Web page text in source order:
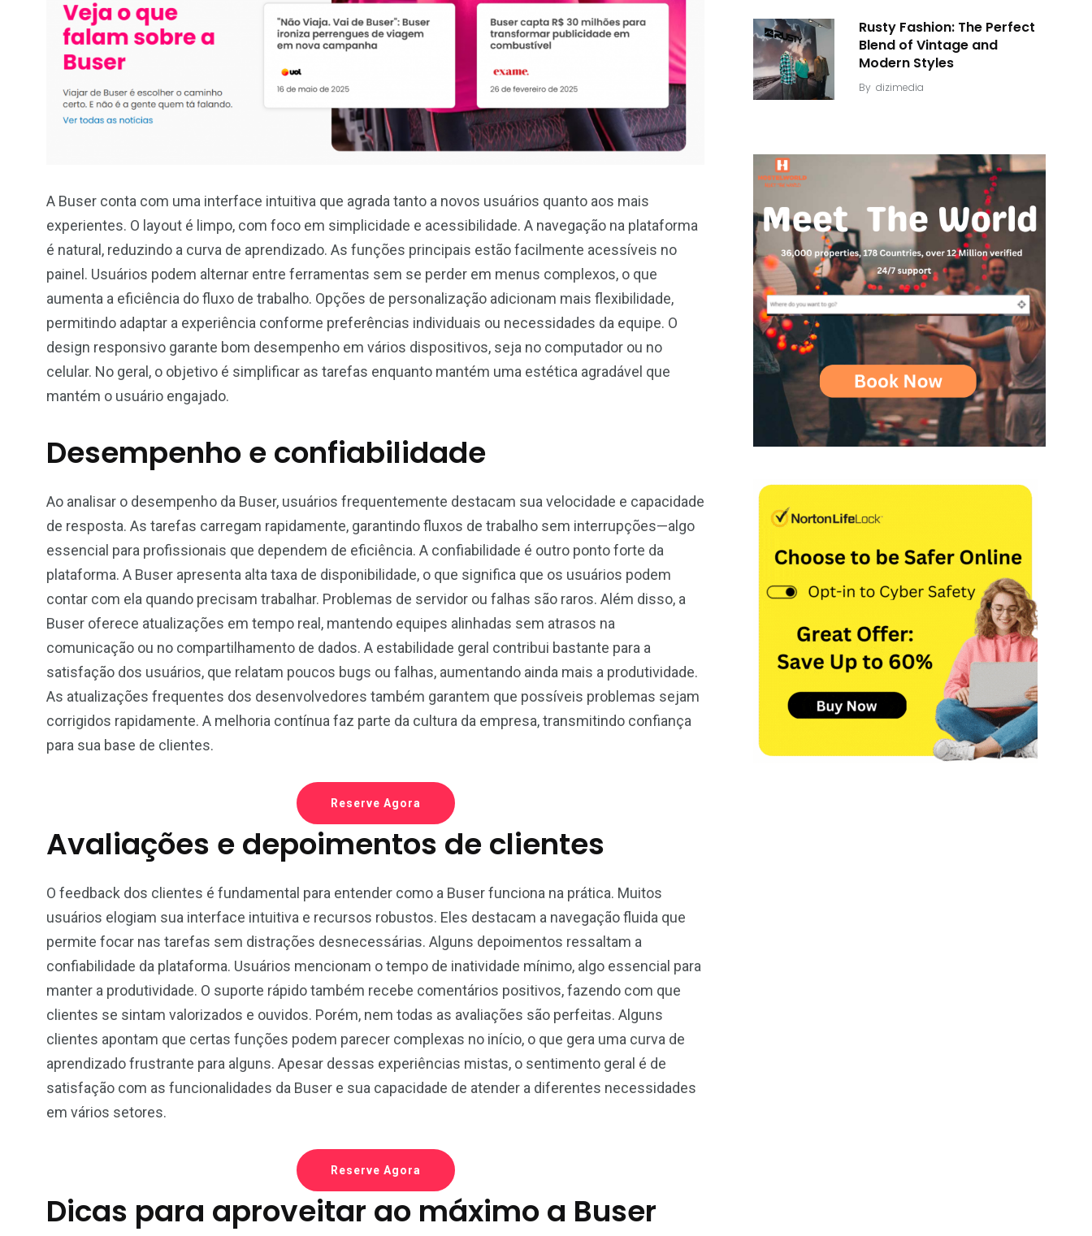
A Buser conta com uma interface intuitiva que agrada tanto a novos usuários quanto aos mais
experientes. O layout é limpo, com foco em simplicidade e acessibilidade. A navegação na plataforma
é natural, reduzindo a curva de aprendizado. As funções principais estão facilmente acessíveis no
painel. Usuários podem alternar entre ferramentas sem se perder em menus complexos, o que
aumenta a eficiência do fluxo de trabalho. Opções de personalização adicionam mais flexibilidade,
permitindo adaptar a experiência conforme preferências individuais ou necessidades da equipe. O
design responsivo garante bom desempenho em vários dispositivos, seja no computador ou no
celular. No geral, o objetivo é simplificar as tarefas enquanto mantém uma estética agradável que
mantém o usuário engajado.
Desempenho e confiabilidade
Ao analisar o desempenho da Buser, usuários frequentemente destacam sua velocidade e capacidade
de resposta. As tarefas carregam rapidamente, garantindo fluxos de trabalho sem interrupções—algo
essencial para profissionais que dependem de eficiência. A confiabilidade é outro ponto forte da
plataforma. A Buser apresenta alta taxa de disponibilidade, o que significa que os usuários podem
contar com ela quando precisam trabalhar. Problemas de servidor ou falhas são raros. Além disso, a
Buser oferece atualizações em tempo real, mantendo equipes alinhadas sem atrasos na
comunicação ou no compartilhamento de dados. A estabilidade geral contribui bastante para a
satisfação dos usuários, que relatam poucos bugs ou falhas, aumentando ainda mais a produtividade.
As atualizações frequentes dos desenvolvedores também garantem que possíveis problemas sejam
corrigidos rapidamente. A melhoria contínua faz parte da cultura da empresa, transmitindo confiança
para sua base de clientes.
Reserve Agora
Avaliações e depoimentos de clientes
O feedback dos clientes é fundamental para entender como a Buser funciona na prática. Muitos
usuários elogiam sua interface intuitiva e recursos robustos. Eles destacam a navegação fluida que
permite focar nas tarefas sem distrações desnecessárias. Alguns depoimentos ressaltam a
confiabilidade da plataforma. Usuários mencionam o tempo de inatividade mínimo, algo essencial para
manter a produtividade. O suporte rápido também recebe comentários positivos, fazendo com que
clientes se sintam valorizados e ouvidos. Porém, nem todas as avaliações são perfeitas. Alguns
clientes apontam que certas funções podem parecer complexas no início, o que gera uma curva de
aprendizado frustrante para alguns. Apesar dessas experiências mistas, o sentimento geral é de
satisfação com as funcionalidades da Buser e sua capacidade de atender a diferentes necessidades
em vários setores.
Reserve Agora
Dicas para aproveitar ao máximo a Buser
Rusty Fashion: The Perfect
Blend of Vintage and
Modern Styles
By dizimedia